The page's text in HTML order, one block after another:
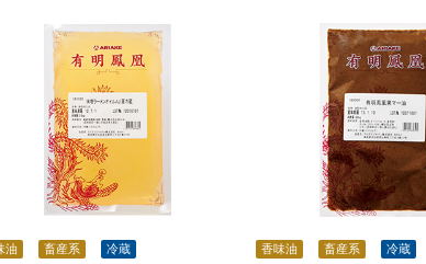
油 畜産系 冷蔵 香味油 畜産系 冷蔵